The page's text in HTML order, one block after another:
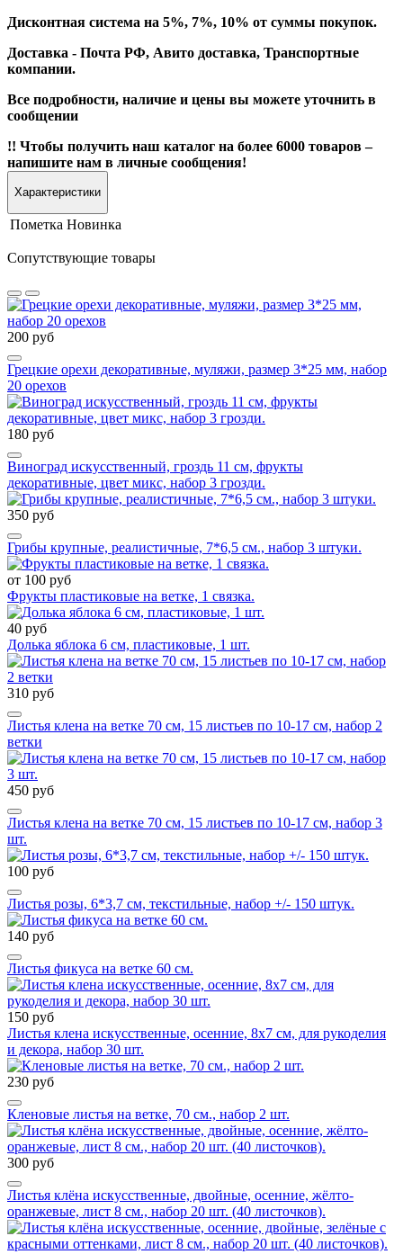
Дисконтная система на 5%, 7%, 10% от суммы покупок.
Доставка - Почта РФ, Авито доставка, Транспортные
компании.
Все подробности, наличие и цены вы можете уточнить в
сообщении
!! Чтобы получить наш каталог на более 6000 товаров –
напишите нам в личные сообщения!
Характеристики
Пометка Новинка
Сопутствующие товары
200 руб
Грецкие орехи декоративные, муляжи, размер 3*25 мм, набор
20 орехов
180 руб
Виноград искусственный, гроздь 11 см, фрукты
декоративные, цвет микс, набор 3 грозди.
350 руб
Грибы крупные, реалистичные, 7*6,5 см., набор 3 штуки.
от 100 руб
Фрукты пластиковые на ветке, 1 связка.
40 руб
Долька яблока 6 см, пластиковые, 1 шт.
310 руб
Листья клена на ветке 70 см, 15 листьев по 10-17 см, набор 2
ветки
450 руб
Листья клена на ветке 70 см, 15 листьев по 10-17 см, набор 3
шт.
100 руб
Листья розы, 6*3,7 см, текстильные, набор +/- 150 штук.
140 руб
Листья фикуса на ветке 60 см.
150 руб
Листья клена искусственные, осенние, 8х7 см, для рукоделия
и декора, набор 30 шт.
230 руб
Кленовые листья на ветке, 70 см., набор 2 шт.
300 руб
Листья клёна искусственные, двойные, осенние, жёлто-
оранжевые, лист 8 см., набор 20 шт. (40 листочков).